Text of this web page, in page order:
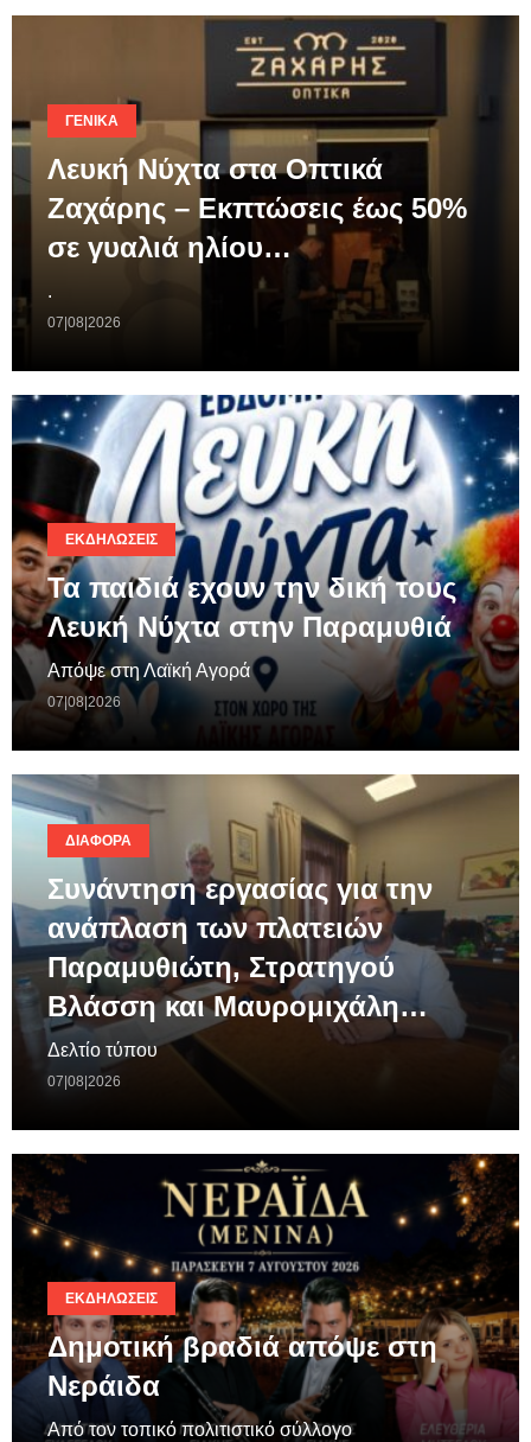
ΓΕΝΙΚΆ
Λευκή Νύχτα στα Οπτικά
Ζαχάρης – Εκπτώσεις έως 50%
σε γυαλιά ηλίου…
.
07|08|2026
ΕΚΔΗΛΏΣΕΙΣ
Τα παιδιά εχουν την δική τους
Λευκή Νύχτα στην Παραμυθιά
Απόψε στη Λαϊκή Αγορά
07|08|2026
ΔΙΆΦΟΡΑ
Συνάντηση εργασίας για την
ανάπλαση των πλατειών
Παραμυθιώτη, Στρατηγού
Βλάσση και Μαυρομιχάλη…
Δελτίο τύπου
07|08|2026
ΕΚΔΗΛΏΣΕΙΣ
Δημοτική βραδιά απόψε στη
Νεράιδα
Από τον τοπικό πολιτιστικό σύλλογο